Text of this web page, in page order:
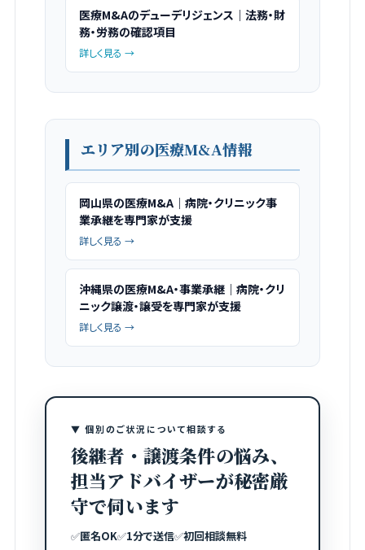
医療M&Aのデューデリジェンス｜法務・財
務・労務の確認項目
詳しく見る →
エリア別の医療M&A情報
岡山県の医療M&A｜病院・クリニック事
業承継を専門家が支援
詳しく見る →
沖縄県の医療M&A・事業承継｜病院・クリ
ニック譲渡・譲受を専門家が支援
詳しく見る →
▼ 個別のご状況について相談する
後継者・譲渡条件の悩み、
担当アドバイザーが秘密厳
守で伺います
✅匿名OK✅1分で送信✅初回相談無料